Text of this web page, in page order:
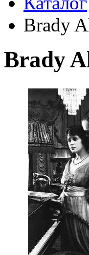
Brady
Brady